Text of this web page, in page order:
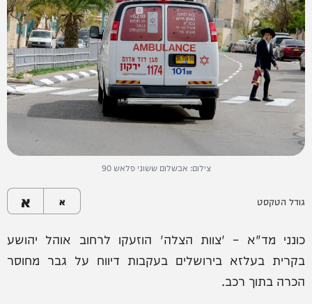
צילום: אבשלום ששוני פלאש 90
גודל הטקסט א א
כונני מד"א – 'צוות הצלה' הוזעקו לרחוב אוהל יהושע
בקרית בעלזא בירושלים בעקבות דיווח על גבר מחוסר
הכרה בתוך רכב.